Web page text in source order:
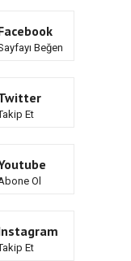
Beğen
Et
Ol
Et